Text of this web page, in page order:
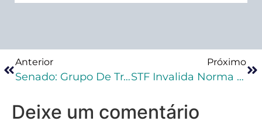
Anterior
Senado: Grupo De Trabalho Estudará Atualização Da Parte Do Código Penal Que Trata De Crimes Sexuais
Próximo
STF Invalida Norma Do TJ-SP Que Impedia Juiz Plantonista De Converter Prisão Em Flagrante Em Diligência
Deixe um comentário